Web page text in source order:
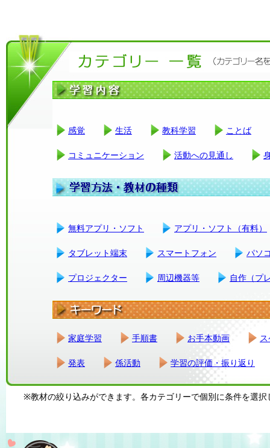
感覚 生活 教科学習 ことば
コミュニケーション 活動への見通し
無料アプリ・ソフト アプリ・ソフト（有料）
タブレット端末 スマートフォン パソ
プロジェクター 周辺機器等 自作（プ
家庭学習 手順書 お手本動画
発表 係活動 学習の評価・振り返り
※教材の絞り込みができます。各カテゴリーで個別に条件を選択